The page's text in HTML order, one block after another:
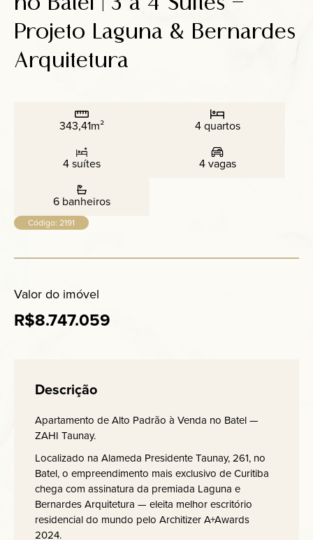
Anuncie
Contato
Projeto Laguna & Bernardes
Arquitetura
343,41m² 4 quartos
4 suítes 4 vagas
6 banheiros
Código: 2191
Valor do imóvel
R$8.747.059
Descrição
Apartamento de Alto Padrão à Venda no Batel —
ZAHI Taunay.
Localizado na Alameda Presidente Taunay, 261, no
Batel, o empreendimento mais exclusivo de Curitiba
chega com assinatura da premiada Laguna e
Bernardes Arquitetura — eleita melhor escritório
residencial do mundo pelo Architizer A+Awards
2024.